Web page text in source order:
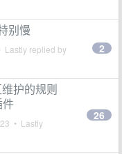
别慢
Lastly replied by 2
护的规则
件
• Lastly
26